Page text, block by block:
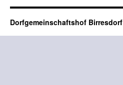
Dorfgemeinschaftshof Birresdorf